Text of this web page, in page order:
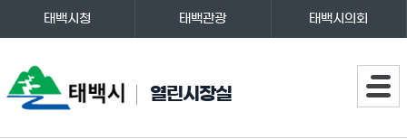
열린시장실
태백시청 태백관광 태백시의회